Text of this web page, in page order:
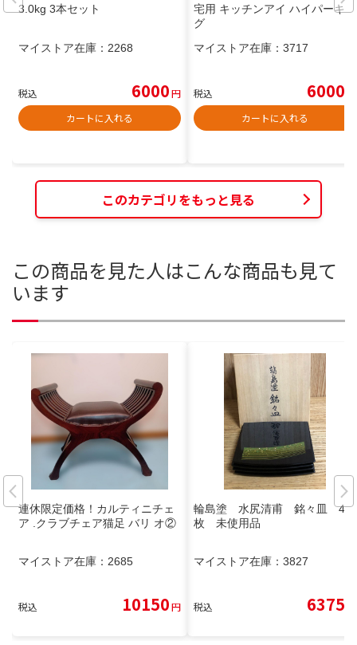
3.0kg 3本セット
マイストア在庫： 2268
税込 6000円
カートに入れる
宅用 キッチンアイ ハイパーキン
グ
マイストア在庫： 3717
税込 6000
カートに入れる
このカテゴリをもっと見る
この商品を見た人はこんな商品も見て
います
連休限定価格！カルティニチェ
ア .クラブチェア猫足 バリ オ②
マイストア在庫： 2685
税込 10150円
輪島塗 水尻清甫 銘々皿 4
枚 未使用品
マイストア在庫： 3827
税込 6375